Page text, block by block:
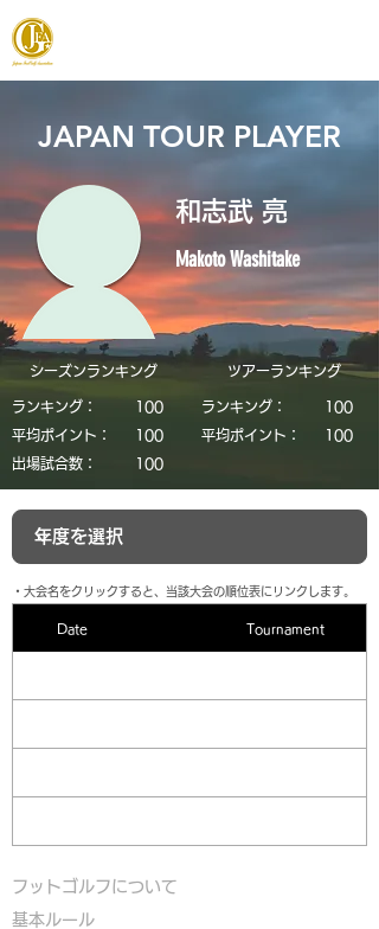
JAPAN TOUR PLAYER
和志武 亮
Makoto Washitake
シーズンランキング
ランキング：
​100
平均ポイント：
​100
​出場試合数：
​100
​ツアーランキング
ランキング：
​100
平均ポイント：
​100
​・大会名をクリックすると、当該大会の順位表にリンクします。
Date Tournament
フットゴルフについて
基本ルール